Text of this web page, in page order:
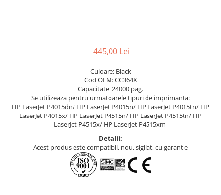
445,00 Lei
Culoare: Black
Cod OEM: CC364X
Capacitate: 24000 pag.
Se utilizeaza pentru urmatoarele tipuri de imprimanta:
HP LaserJet P4015dn/ HP LaserJet P4015n/ HP LaserJet P4015tn/ HP
LaserJet P4015x/ HP LaserJet P4515n/ HP LaserJet P4515tn/ HP
LaserJet P4515x/ HP LaserJet P4515xm
Detalii:
Acest produs este compatibil, nou, sigilat, cu garantie